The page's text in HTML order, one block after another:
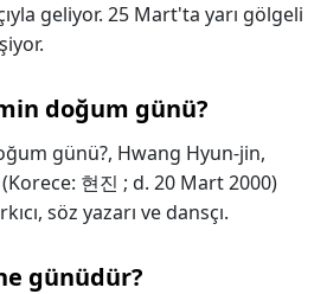
geliyor. 25 Mart'ta yarı gölgeli
doğum günü?
günü?, Hwang Hyun-jin,
(Korece: 현진 ; d. 20 Mart 2000)
söz yazarı ve dansçı.
günüdür?